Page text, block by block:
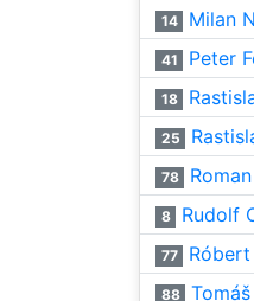
14 Milan
41 Peter
18
25
78
8 Rudolf
77
88